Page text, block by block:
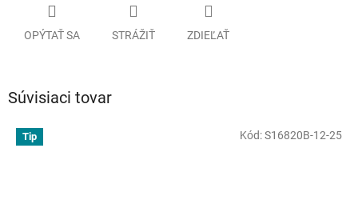
OPÝTAŤ SA STRÁŽIŤ ZDIEĽAŤ
Súvisiaci tovar
Tip Kód:S16820B-12-25